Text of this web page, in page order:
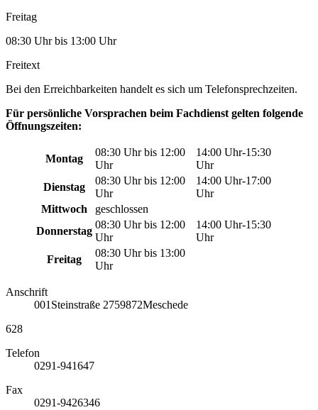
Freitag
08:30 Uhr bis 13:00 Uhr
Freitext
Bei den Erreichbarkeiten handelt es sich um Telefonsprechzeiten.
Für persönliche Vorsprachen beim Fachdienst gelten folgende
Öffnungszeiten:
Montag
08:30 Uhr bis 12:00
Uhr
14:00 Uhr-15:30
Uhr
Dienstag
08:30 Uhr bis 12:00
Uhr
14:00 Uhr-17:00
Uhr
Mittwoch
geschlossen
Donnerstag
08:30 Uhr bis 12:00
Uhr
14:00 Uhr-15:30
Uhr
Freitag
08:30 Uhr bis 13:00
Uhr
Anschrift
001 Steinstraße 2759872Meschede
628
Telefon
0291-941647
Fax
0291-9426346